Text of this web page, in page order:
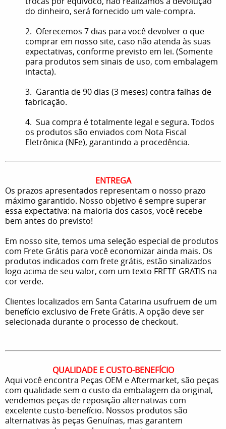
do dinheiro, será fornecido um vale-compra.
2. Oferecemos 7 dias para você devolver o que
comprar em nosso site, caso não atenda às suas
expectativas, conforme previsto em lei. (Somente
para produtos sem sinais de uso, com embalagem
intacta).
3. Garantia de 90 dias (3 meses) contra falhas de
fabricação.
4. Sua compra é totalmente legal e segura. Todos
os produtos são enviados com Nota Fiscal
Eletrônica (NFe), garantindo a procedência.
ENTREGA
Os prazos apresentados representam o nosso prazo
máximo garantido. Nosso objetivo é sempre superar
essa expectativa: na maioria dos casos, você recebe
bem antes do previsto!
Em nosso site, temos uma seleção especial de produtos
com Frete Grátis para você economizar ainda mais. Os
produtos indicados com frete grátis, estão sinalizados
logo acima de seu valor, com um texto FRETE GRATIS na
cor verde.
Clientes localizados em Santa Catarina usufruem de um
benefício exclusivo de Frete Grátis. A opção deve ser
selecionada durante o processo de checkout.
QUALIDADE E CUSTO-BENEFÍCIO
Aqui você encontra Peças OEM e Aftermarket, são peças
com qualidade sem o custo da embalagem da original,
vendemos peças de reposição alternativas com
excelente custo-benefício. Nossos produtos são
alternativas às peças Genuínas, mas garantem